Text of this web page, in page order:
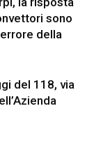
sono
della
del 118, via